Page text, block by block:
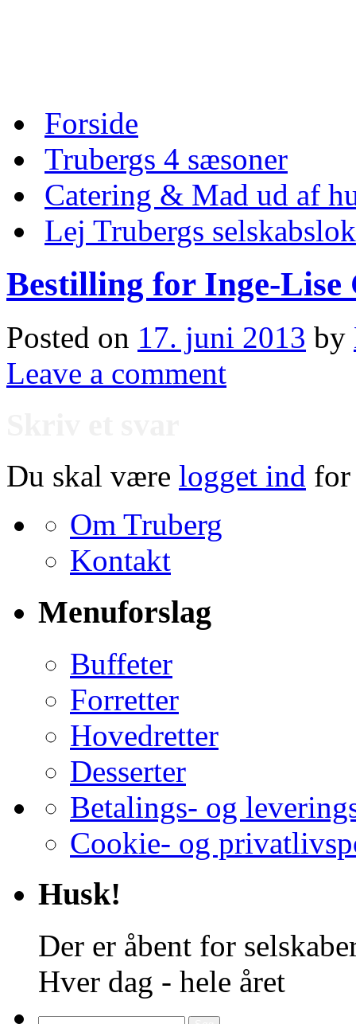
to
Forside
Trubergs 4 sæsoner
Catering & Mad ud af
Lej Trubergs
Bestilling for Inge-Lise
Posted on 17. juni 2013 by
Leave a comment
Du skal være logget ind for
Om Truberg
Kontakt
Menuforslag
Buffeter
Forretter
Hovedretter
Desserter
Betalings- og
Cookie- og
Husk!
Der er åbent for
Hver dag - hele året